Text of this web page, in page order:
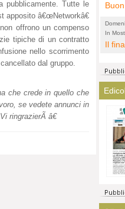
pubblicamente. Tutte le
apposito â€œNetworkâ€
offrono un compenso
tipiche di un contratto
nello scorrimento
dal gruppo.
che crede in quello che
se vedete annunci in
ringrazierÃ â€
alta
altre
di
a
ha
In
Il
? La